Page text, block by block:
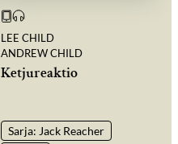
LEE CHILD
ANDREW CHILD
Ketjureaktio
Sarja: Jack Reacher